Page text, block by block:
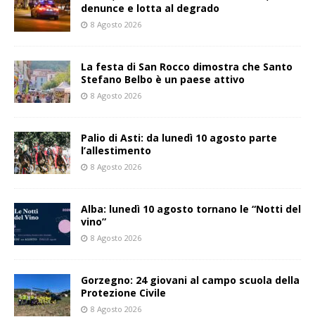
denunce e lotta al degrado
8 Agosto 2026
La festa di San Rocco dimostra che Santo
Stefano Belbo è un paese attivo
8 Agosto 2026
Palio di Asti: da lunedì 10 agosto parte
l’allestimento
8 Agosto 2026
Alba: lunedì 10 agosto tornano le “Notti del
vino”
8 Agosto 2026
Gorzegno: 24 giovani al campo scuola della
Protezione Civile
8 Agosto 2026